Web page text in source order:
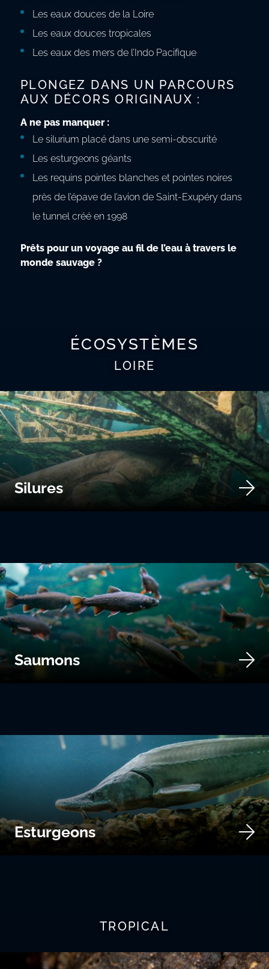
Les eaux douces de la Loire
Les eaux douces tropicales
Les eaux des mers de l’Indo Pacifique
PLONGEZ DANS UN PARCOURS
AUX DÉCORS ORIGINAUX :
A ne pas manquer :
Le silurium placé dans une semi-obscurité
Les esturgeons géants
Les requins pointes blanches et pointes noires
près de l’épave de l’avion de Saint-Exupéry dans
le tunnel créé en 1998
Prêts pour un voyage au fil de l’eau à travers le
monde sauvage ?
ÉCOSYSTÈMES
LOIRE
Silures
Saumons
Esturgeons
TROPICAL